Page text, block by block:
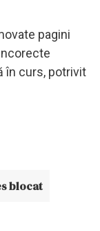
pagini
în curs, potrivit
blocat